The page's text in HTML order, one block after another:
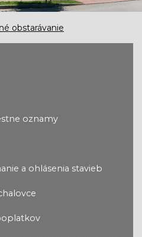
obstarávanie
oznamy
a ohlásenia stavieb